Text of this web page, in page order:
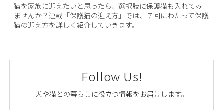
猫を家族に迎えたいと思ったら、選択肢に保護猫も入れてみ
ませんか？連載「保護猫の迎え方」では、７回にわたって保護
猫の迎え方を詳しく紹介していきます。
Follow Us!
犬や猫との暮らしに役立つ情報をお届けします。